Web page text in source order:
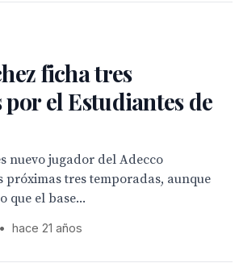
ficha tres
el Estudiantes de
nuevo jugador del Adecco
próximas tres temporadas, aunque
que el base...
• hace 21 años